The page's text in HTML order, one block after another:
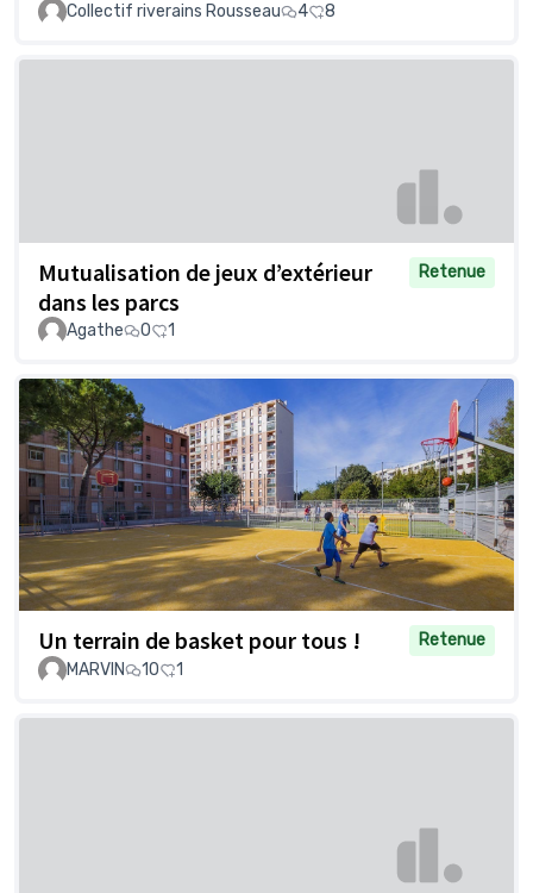
Collectif riverains Rousseau 4 8
Mutualisation de jeux d’extérieur
dans les parcs
Retenue
Agathe 0 1
Un terrain de basket pour tous !
Retenue
MARVIN
10 1